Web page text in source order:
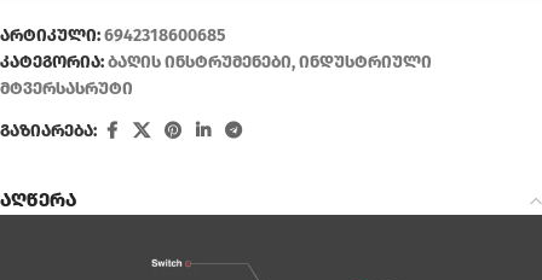
არტიკული:6942318600685
კატეგორია:ბაღის ინსტრუმენები,ინდუსტრიული
მტვერსასრუტი
გაზიარება:
აღწერა